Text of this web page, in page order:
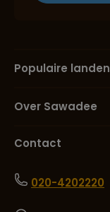
Populaire landen
Over Sawadee
Contact
020-4202220